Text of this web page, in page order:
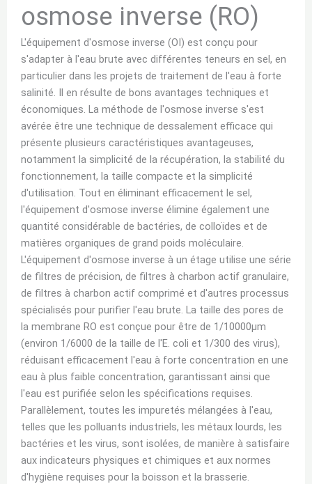
osmose inverse (RO)
L'équipement d'osmose inverse (OI) est conçu pour
s'adapter à l'eau brute avec différentes teneurs en sel, en
particulier dans les projets de traitement de l'eau à forte
salinité. Il en résulte de bons avantages techniques et
économiques. La méthode de l'osmose inverse s'est
avérée être une technique de dessalement efficace qui
présente plusieurs caractéristiques avantageuses,
notamment la simplicité de la récupération, la stabilité du
fonctionnement, la taille compacte et la simplicité
d'utilisation. Tout en éliminant efficacement le sel,
l'équipement d'osmose inverse élimine également une
quantité considérable de bactéries, de colloïdes et de
matières organiques de grand poids moléculaire.
L'équipement d'osmose inverse à un étage utilise une série
de filtres de précision, de filtres à charbon actif granulaire,
de filtres à charbon actif comprimé et d'autres processus
spécialisés pour purifier l'eau brute. La taille des pores de
la membrane RO est conçue pour être de 1/10000μm
(environ 1/6000 de la taille de l'E. coli et 1/300 des virus),
réduisant efficacement l'eau à forte concentration en une
eau à plus faible concentration, garantissant ainsi que
l'eau est purifiée selon les spécifications requises.
Parallèlement, toutes les impuretés mélangées à l'eau,
telles que les polluants industriels, les métaux lourds, les
bactéries et les virus, sont isolées, de manière à satisfaire
aux indicateurs physiques et chimiques et aux normes
d'hygiène requises pour la boisson et la brasserie.